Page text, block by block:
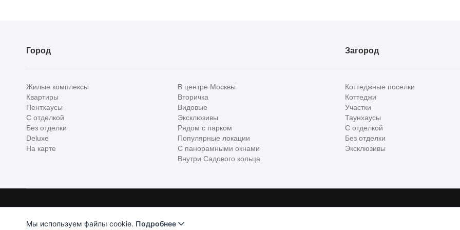
Город
Жилые комплексы
Квартиры
Пентхаусы
С отделкой
Без отделки
Deluxe
На карте
В центре Москвы
Вторичка
Видовые
Эксклюзивы
Рядом с парком
Популярные локации
С панорамными окнами
Внутри Садового кольца
Загород
Коттеджные поселки
Коттеджи
Участки
Таунхаусы
С отделкой
Без отделки
Эксклюзивы
Homehunter - первый полноценный онлайн-сервис элитной недвижимости и бизнес класса в России. Используя сервис, вы соглашаетесь с
Мы используем файлы cookie. Подробнее